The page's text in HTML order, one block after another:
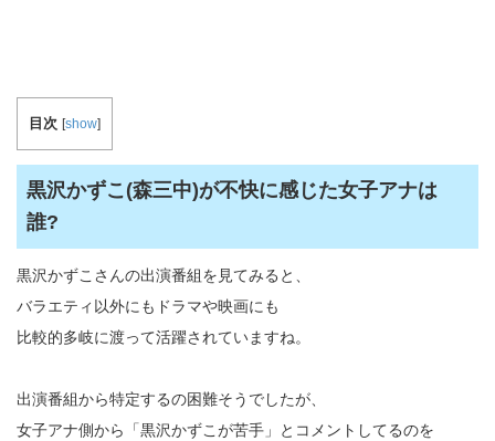
目次 [show]
黒沢かずこ(森三中)が不快に感じた女子アナは
誰?
黒沢かずこさんの出演番組を見てみると、
バラエティ以外にもドラマや映画にも
比較的多岐に渡って活躍されていますね。
出演番組から特定するの困難そうでしたが、
女子アナ側から「黒沢かずこが苦手」とコメントしてるのを